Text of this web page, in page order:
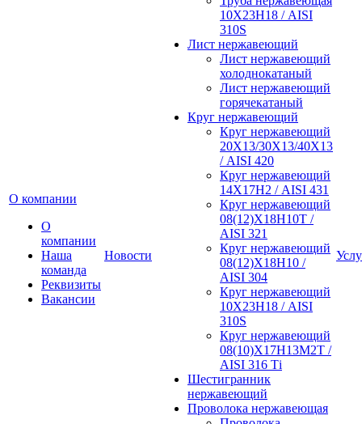
О компании
О
компании
Наша
команда
Реквизиты
Вакансии
Новости
10Х23Н18 / AISI
310S
Лист нержавеющий
Лист нержавеющий
холоднокатаный
Лист нержавеющий
горячекатаный
Круг нержавеющий
Круг нержавеющий
20Х13/30Х13/40Х13
/ AISI 420
Круг нержавеющий
14Х17Н2 / AISI 431
Круг нержавеющий
08(12)Х18Н10Т /
AISI 321
Круг нержавеющий
08(12)Х18Н10 /
AISI 304
Круг нержавеющий
10Х23Н18 / AISI
310S
Круг нержавеющий
08(10)Х17Н13М2Т /
AISI 316 Тi
Шестигранник
нержавеющий
Проволока нержавеющая